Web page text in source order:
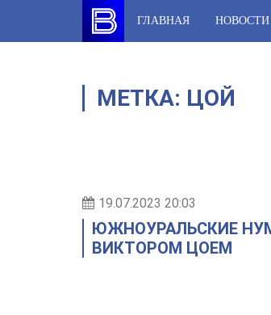
content
ГЛАВНАЯ НОВОСТИ
МЕТКА: ЦОЙ
19.07.2023 20:03
ЮЖНОУРАЛЬСКИЕ
ВИКТОРОМ ЦОЕМ